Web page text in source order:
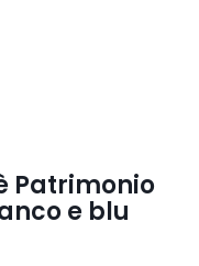
Patrimonio
e blu